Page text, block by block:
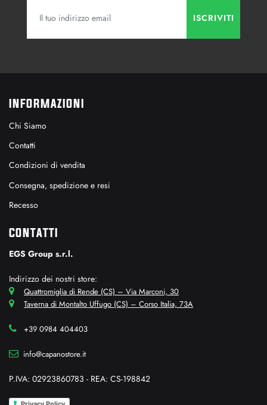
INFORMAZIONI
Chi Siamo
Contatti
Condizioni di vendita
Consegna, spedizione e resi
Recesso
CONTATTI
EGS Group s.r.l.
Indirizzo dei nostri store:
Quattromiglia di Rende (CS) – Via Marconi, 30
Taverna di Montalto Uffugo (CS) – Corso Italia, 73A
+39 0984 404403
info@capanostore.it
P.IVA: 02923860783 - REA: CS-198842